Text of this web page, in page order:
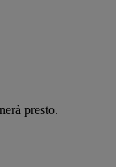
presto.